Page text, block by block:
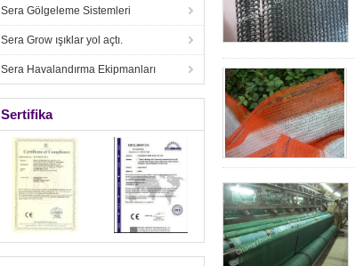
Sera Gölgeleme Sistemleri
Sera Grow ışıklar yol açtı.
Sera Havalandırma Ekipmanları
Sertifika